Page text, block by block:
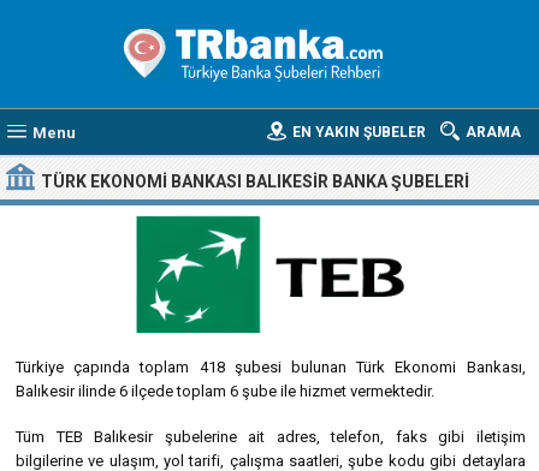
Menu ARAMA
EN YAKIN ŞUBELER
TÜRK EKONOMI BANKASI BALIKESIR BANKA ŞUBELERI
Türkiye çapında toplam 418 şubesi bulunan Türk Ekonomi Bankası,
Balıkesir ilinde 6 ilçede toplam 6 şube ile hizmet vermektedir.
Tüm TEB Balıkesir şubelerine ait adres, telefon, faks gibi iletişim
bilgilerine ve ulaşım, yol tarifi, çalışma saatleri, şube kodu gibi detaylara